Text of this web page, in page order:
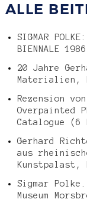
ALLE
SIGMAR
BIENNALE
20 Jahre
Materialien,
Rezension
Overpainted
Catalogue (6
Gerhard
aus
Kunstpalast,
Sigmar
Museum